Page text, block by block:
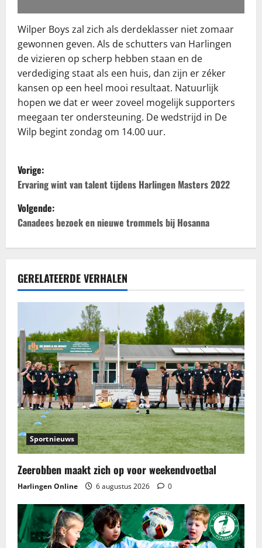
Wilper Boys zal zich als derdeklasser niet zomaar
gewonnen geven. Als de schutters van Harlingen
de vizieren op scherp hebben staan en de
verdediging staat als een huis, dan zijn er zéker
kansen op een heel mooi resultaat. Natuurlijk
hopen we dat er weer zoveel mogelijk supporters
meegaan ter ondersteuning. De wedstrijd in De
Wilp begint zondag om 14.00 uur.
B
e
r
h
n
a
v
i
g
a
t
i
e
Vorige:
Ervaring wint van talent tijdens Harlingen Masters 2022
Volgende:
Canadees bezoek en nieuwe trommels bij Hosanna
GERELATEERDE VERHALEN
Sportnieuws
Zeerobben maakt zich op voor weekendvoetbal
Harlingen Online 6 augustus 2026 0